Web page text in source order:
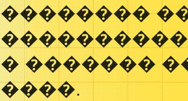
��������
� �������
����.